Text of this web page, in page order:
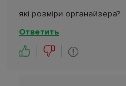
які розміри органайзера?
Ответить